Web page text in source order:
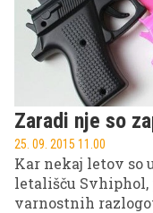
Zaradi nje so
25. 09. 2015 11.00
Kar nekaj letov
letališču
varnostnih